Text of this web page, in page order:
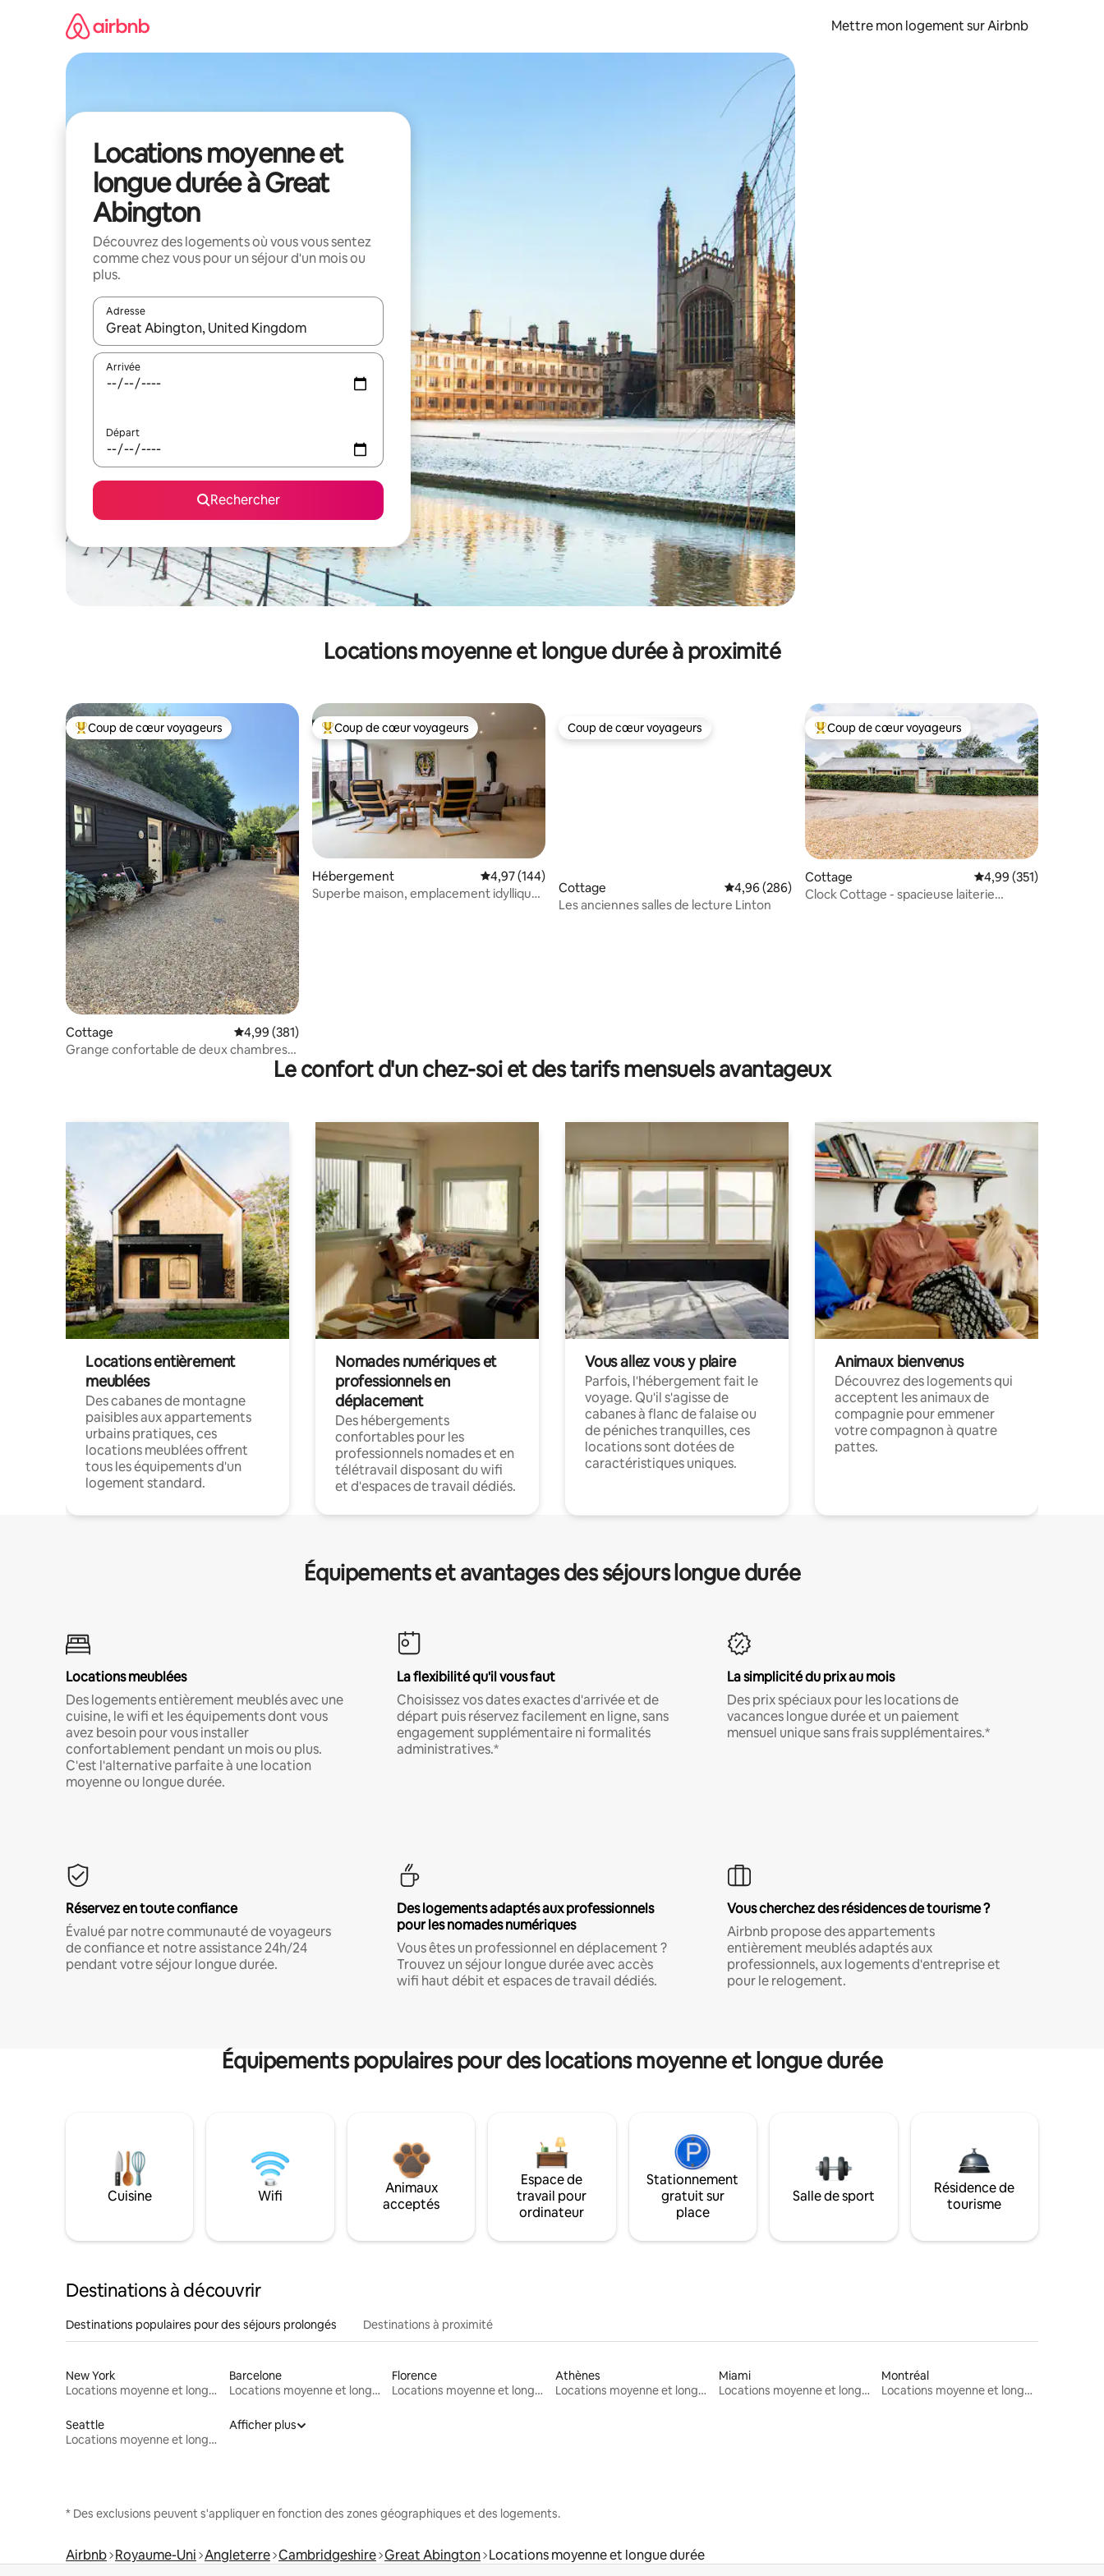
Mettre mon logement sur Airbnb
Locations moyenne et
longue durée à Great
Abington
Découvrez des logements où vous vous sentez
comme chez vous pour un séjour d'un mois ou
plus.
Adresse
Lorsque les résultats s'affichent, utilisez les flèches vers le haut et vers le bas pour les parcourir ou en appuyant et en faisant glisser.
Arrivée
Départ
Rechercher
Locations moyenne et longue durée à proximité
Coups de cœur voyageurs les plus appréciés
Coup de cœur voyageurs
Cottage Évaluation moyenne sur la base de 381 commentaires : 4,99 sur 5
4,99 (381)
Grange confortable de deux chambres
Coups de cœur voyageurs les plus appréciés
Coup de cœur voyageurs
Hébergement Évaluation moyenne sur la base de 144 commentaires : 4,97 sur 5
4,97 (144)
Superbe maison, emplacement idyllique
Coup de cœur voyageurs
Coup de cœur voyageurs
Cottage Évaluation moyenne sur la base de 286 commentaires : 4,96 sur 5
4,96 (286)
Les anciennes salles de lecture Linton
Coups de cœur voyageurs les plus appréciés
Coup de cœur voyageurs
Cottage Évaluation moyenne
4,99 (351)
Clock Cottage - spacieuse laiterie
Le confort d'un chez-soi et des tarifs mensuels avantageux
Locations entièrement
meublées
Des cabanes de montagne
paisibles aux appartements
urbains pratiques, ces
locations meublées offrent
tous les équipements d'un
logement standard.
Nomades numériques et
professionnels en
déplacement
Des hébergements
confortables pour les
professionnels nomades et en
télétravail disposant du wifi
et d'espaces de travail dédiés.
Vous allez vous y plaire
Parfois, l'hébergement fait le
voyage. Qu'il s'agisse de
cabanes à flanc de falaise ou
de péniches tranquilles, ces
locations sont dotées de
caractéristiques uniques.
Animaux bienvenus
Découvrez des logements qui
acceptent les animaux de
compagnie pour emmener
votre compagnon à quatre
pattes.
Équipements et avantages des séjours longue durée
Locations meublées
Des logements entièrement meublés avec une
cuisine, le wifi et les équipements dont vous
avez besoin pour vous installer
confortablement pendant un mois ou plus.
C'est l'alternative parfaite à une location
moyenne ou longue durée.
La flexibilité qu'il vous faut
Choisissez vos dates exactes d'arrivée et de
départ puis réservez facilement en ligne, sans
engagement supplémentaire ni formalités
administratives.*
La simplicité du prix au mois
Des prix spéciaux pour les locations de
vacances longue durée et un paiement
mensuel unique sans frais supplémentaires.*
Réservez en toute confiance
Évalué par notre communauté de voyageurs
de confiance et notre assistance 24h/24
pendant votre séjour longue durée.
Des logements adaptés aux professionnels
pour les nomades numériques
Vous êtes un professionnel en déplacement ?
Trouvez un séjour longue durée avec accès
wifi haut débit et espaces de travail dédiés.
Vous cherchez des résidences de tourisme ?
Airbnb propose des appartements
entièrement meublés adaptés aux
professionnels, aux logements d'entreprise et
pour le relogement.
Équipements populaires pour des locations moyenne et longue durée
Cuisine Wifi
Animaux
acceptés
Espace de
travail pour
ordinateur
Stationnement
gratuit sur
place
Salle de sport
Résidence de
tourisme
Destinations à découvrir
Destinations populaires pour des séjours prolongés Destinations à proximité
New York
Locations moyenne et longue durée
Barcelone
Locations moyenne et longue durée
Florence
Locations moyenne et longue durée
Athènes
Locations moyenne et longue durée
Miami
Locations moyenne et longue durée
Montréal
Locations moyenne et longue durée
Seattle
Locations moyenne et longue durée
Afficher plus
* Des exclusions peuvent s'appliquer en fonction des zones géographiques et des logements.
Airbnb Royaume-Uni Angleterre Cambridgeshire Great Abington Locations moyenne et longue durée